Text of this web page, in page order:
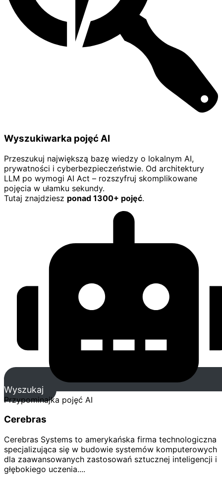
Wyszukiwarka pojęć AI
Przeszukuj największą bazę wiedzy o lokalnym AI,
prywatności i cyberbezpieczeństwie. Od architektury
LLM po wymogi AI Act – rozszyfruj skomplikowane
pojęcia w ułamku sekundy.
Tutaj znajdziesz ponad 1300+ pojęć.
Wyszukaj
Przypominajka pojęć AI
Cerebras
Cerebras Systems to amerykańska firma technologiczna
specjalizująca się w budowie systemów komputerowych
dla zaawansowanych zastosowań sztucznej inteligencji i
głębokiego uczenia....